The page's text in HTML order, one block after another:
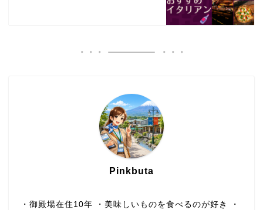
Pinkbuta
・御殿場在住10年 ・美味しいものを食べるのが好き ・